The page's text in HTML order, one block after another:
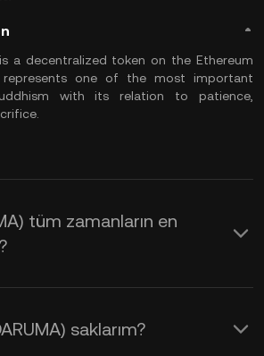
is a decentralized token on the Ethereum
represents one of the most important
with its relation to patience,
tüm zamanların en
saklarım?